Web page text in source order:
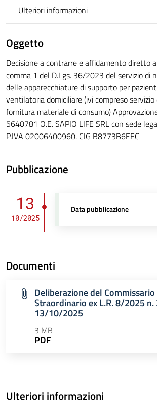
Ulteriori informazioni
Oggetto
Decisione a contrarre e affidamento diretto
comma 1 del D.Lgs. 36/2023 del servizio di
delle apparecchiature di supporto per
ventilatoria domiciliare (ivi compreso
fornitura materiale di consumo)
5640781 O.E. SAPIO LIFE SRL con sede
P.IVA 02006400960. CIG B8773B6EEC
Pubblicazione
13
10/2025
Data pubblicazione
Documenti
Deliberazione del Commissario
Straordinario ex L.R. 8/2025 n.
13/10/2025
3 MB
PDF
Ulteriori informazioni